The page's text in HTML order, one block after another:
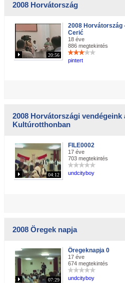
2008 Horvátország
20:56
2008 Horvátország
Cerić
18 éve
886 megtekintés
pintert
2008 Horvátországi vendégeink
Kultúrotthonban
04:12
FILE0002
17 éve
703 megtekintés
undcityboy
2008 Öregek napja
07:29
Öregeknapja 0
17 éve
674 megtekintés
undcityboy